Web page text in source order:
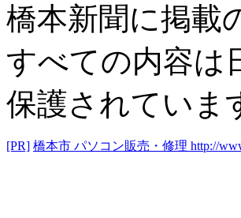
橋本新聞に掲載
すべての内容は
保護されていま
[PR] 橋本市 パソコン販売・修理 http://